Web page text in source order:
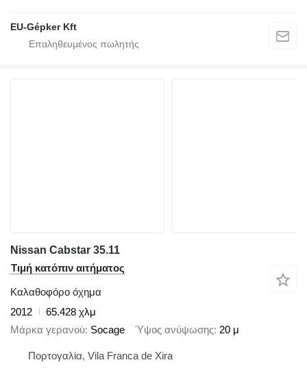
EU-Gépker Kft
Nissan Cabstar 35.11
Τιμή κατόπιν αιτήματος
Καλαθοφόρο όχημα
2012
65.428 χλμ
Μάρκα γερανού Socage Ύψος ανύψωσης 20 μ
Πορτογαλία, Vila Franca de Xira